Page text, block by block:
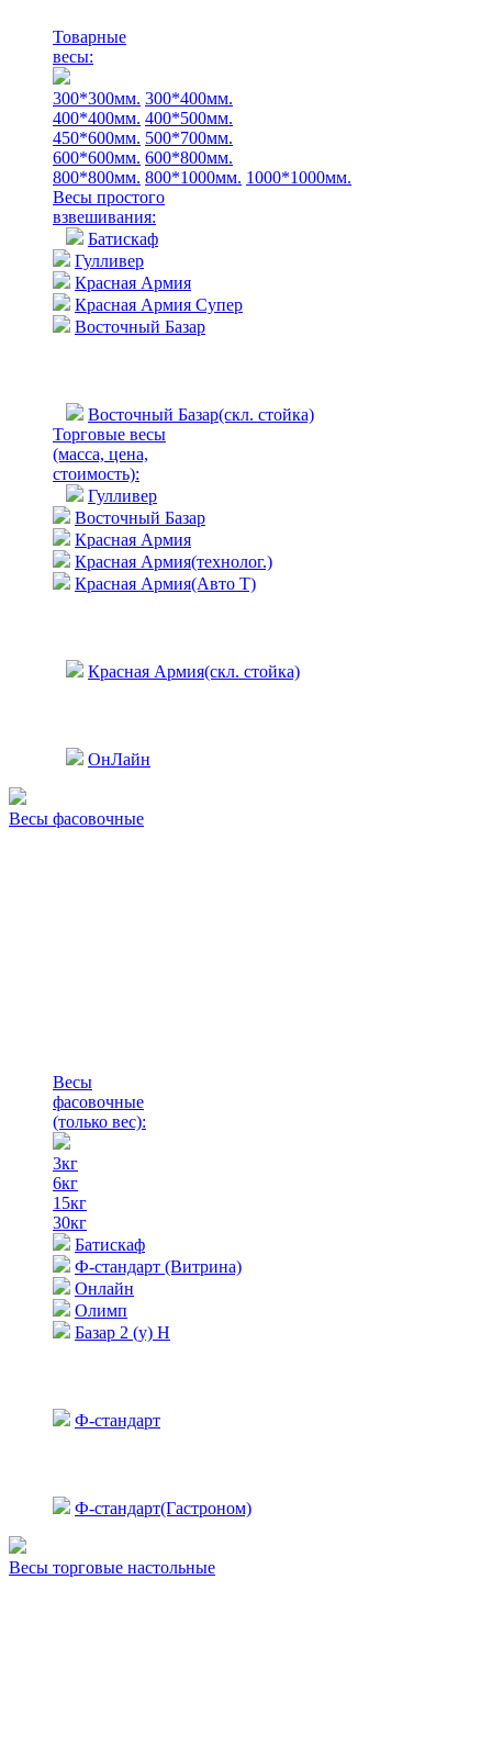
Товарные
весы:
300*300мм. 300*400мм.
400*400мм. 400*500мм.
450*600мм. 500*700мм.
600*600мм. 600*800мм.
800*800мм. 800*1000мм. 1000*1000мм.
Весы простого
взвешивания:
Батискаф
Гулливер
Красная Армия
Красная Армия Супер
Восточный Базар
Восточный Базар(скл. стойка)
Торговые весы
(масса, цена,
стоимость):
Гулливер
Восточный Базар
Красная Армия
Красная Армия(технолог.)
Красная Армия(Авто Т)
Красная Армия(скл. стойка)
ОнЛайн
Весы фасовочные
Весы
фасовочные
(только вес):
3кг
6кг
15кг
30кг
Батискаф
Ф-стандарт (Витрина)
Онлайн
Олимп
Базар 2 (у) Н
Ф-стандарт
Ф-стандарт(Гастроном)
Весы торговые настольные